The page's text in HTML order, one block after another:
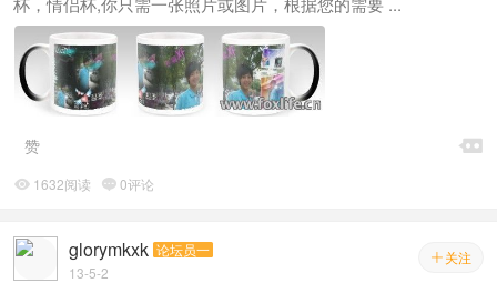

赞
 1632阅读 0评论
 关注
glorymkxk 论坛员一
13-5-2